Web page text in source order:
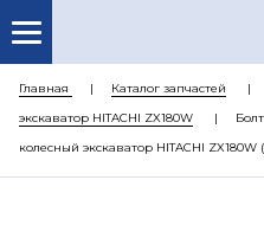
О
КАТАЛОГ
Главная Каталог запчастей
экскаватор HITACHI ZX180W
колесный экскаватор HITACHI ZX180W